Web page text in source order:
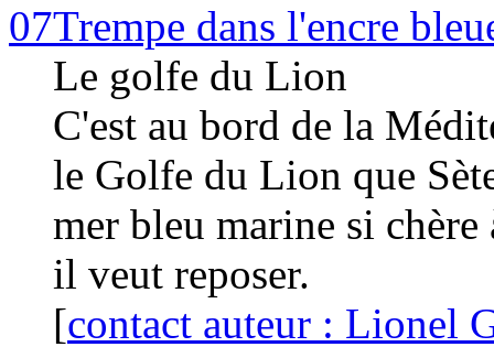
07Trempe dans l'encre
Le golfe du Lion
C'est au bord de la
le Golfe du Lion que
mer bleu marine si chère
il veut reposer.
[contact auteur : Lionel